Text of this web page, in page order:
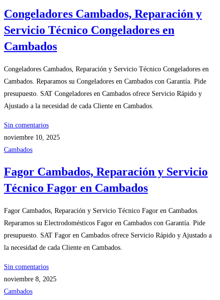
Congeladores Cambados, Reparación y
Servicio Técnico Congeladores en
Cambados
Congeladores Cambados, Reparación y Servicio Técnico Congeladores en
Cambados. Reparamos su Congeladores en Cambados con Garantía. Pide
presupuesto. SAT Congeladores en Cambados ofrece Servicio Rápido y
Ajustado a la necesidad de cada Cliente en Cambados.
Sin comentarios
noviembre 10, 2025
Cambados
Fagor Cambados, Reparación y Servicio
Técnico Fagor en Cambados
Fagor Cambados, Reparación y Servicio Técnico Fagor en Cambados.
Reparamos su Electrodomésticos Fagor en Cambados con Garantía. Pide
presupuesto. SAT Fagor en Cambados ofrece Servicio Rápido y Ajustado a
la necesidad de cada Cliente en Cambados.
Sin comentarios
noviembre 8, 2025
Cambados